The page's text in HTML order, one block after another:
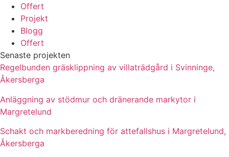
Offert
Projekt
Blogg
Offert
Senaste projekten
Regelbunden gräsklippning av villaträdgård i Svinninge,
Åkersberga
Anläggning av stödmur och dränerande markytor i
Margretelund
Schakt och markberedning för attefallshus i Margretelund,
Åkersberga